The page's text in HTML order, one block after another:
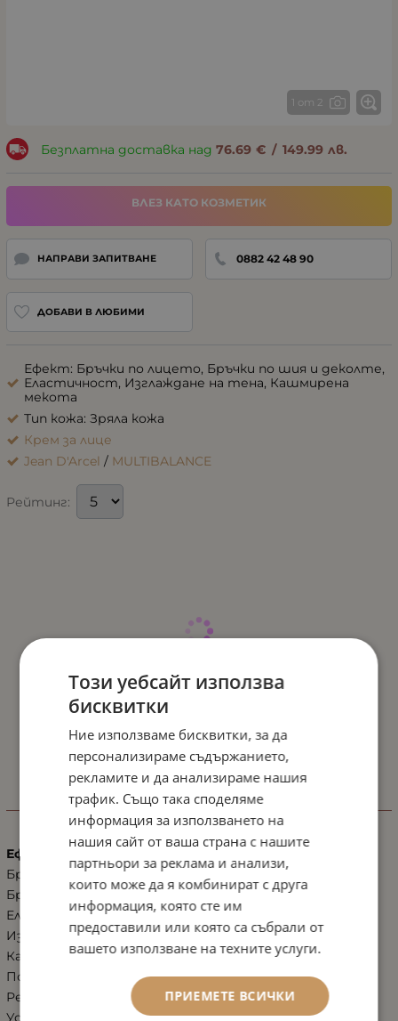
1 от 2
Безплатна доставка над 76.69 € / 149.99 лв.
ВЛЕЗ КАТО КОЗМЕТИК
НАПРАВИ ЗАПИТВАНЕ 0882 42 48 90
ДОБАВИ В ЛЮБИМИ
Ефект: Бръчки по лицето, Бръчки по шия и деколте,
Еластичност, Изглаждане на тена, Кашмирена
мекота
Тип кожа: Зряла кожа
Крем за лице
Jean D'Arcel / MULTIBALANCE
Рейтинг:
ХАРАКТЕРИСТИКИ
Ефект
Бръчки по лицето
Бръчки по шия и деколте
Еластичност
Изглаждане на тена
Кашмирена мекота
Повдигане, лифтинг, изпъване
Регенерация, възстановяване
Успокояващ ефект
Този уебсайт използва
бисквитки
Ние използваме бисквитки, за да
персонализираме съдържанието,
рекламите и да анализираме нашия
трафик. Също така споделяме
информация за използването на
нашия сайт от ваша страна с нашите
партньори за реклама и анализи,
които може да я комбинират с друга
информация, която сте им
предоставили или която са събрали от
вашето използване на техните услуги.
ПРИЕМЕТЕ ВСИЧКИ